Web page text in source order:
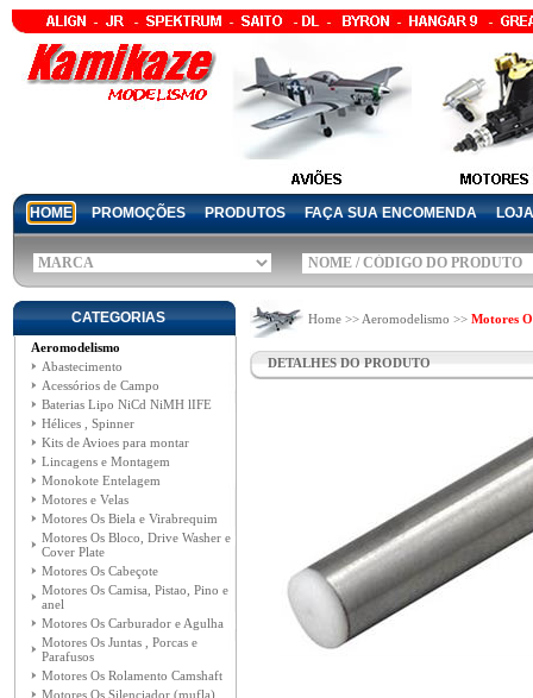
HOME PROMOÇÕES PRODUTOS FAÇA SUA ENCOMENDA LOJA
CATEGORIAS
Aeromodelismo
Abastecimento
Acessórios de Campo
Baterias Lipo NiCd NiMH lIFE
Hélices , Spinner
Kits de Avioes para montar
Lincagens e Montagem
Monokote Entelagem
Motores e Velas
Motores Os Biela e Virabrequim
Motores Os Bloco, Drive Washer e
Cover Plate
Motores Os Cabeçote
Motores Os Camisa, Pistao, Pino e
anel
Motores Os Carburador e Agulha
Motores Os Juntas , Porcas e
Parafusos
Motores Os Rolamento Camshaft
Motores Os Silenciador (mufla)
Home >> Aeromodelismo >> Motores
DETALHES DO PRODUTO